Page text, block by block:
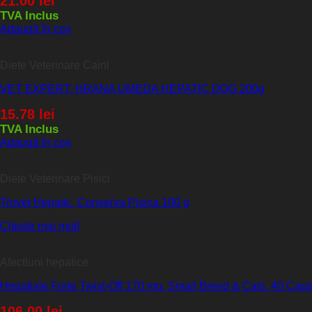
TVA Inclus
Adaugă în coș
VET EXPERT, HRANA UMEDA HEPATIC DOG 200g
15.78 lei
TVA Inclus
Adaugă în coș
Trovet Hepatic, Conserva Pisica 100 g
Citește mai mult
Hepatiale Forte Twist-Off 170 mg, Small Breed & Cats, 40